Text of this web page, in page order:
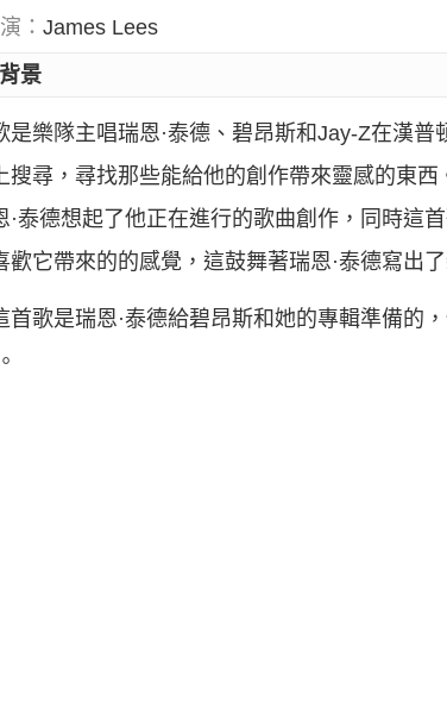
：James Lees
景
是樂隊主唱瑞恩·泰德、碧昂斯和Jay-Z在漢
搜尋，尋找那些能給他的創作帶來靈感的東
·泰德想起了他正在進行的歌曲創作，同時這
歡它帶來的的感覺，這鼓舞著瑞恩·泰德寫出
首歌是瑞恩·泰德給碧昂斯和她的專輯準備的